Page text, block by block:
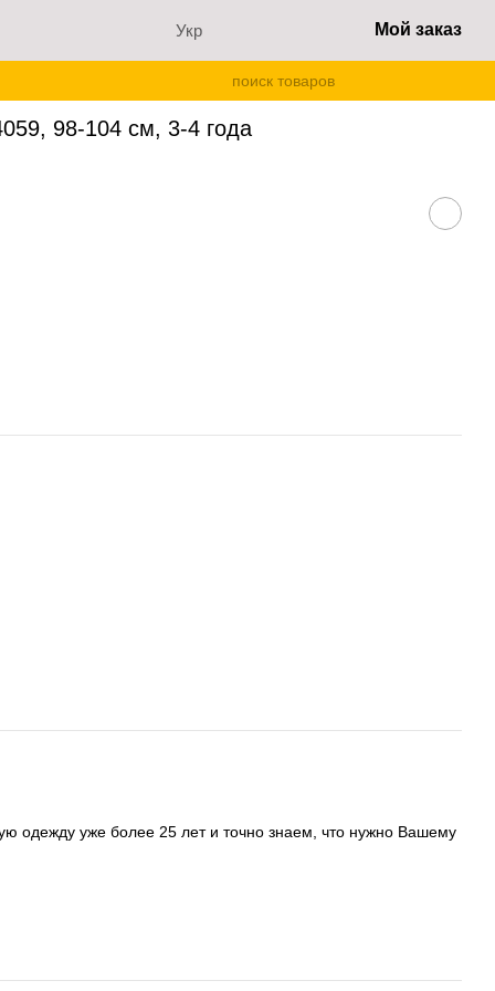
Укр Мой заказ
года
98-104 см, 3-4 года
одежду уже более 25 лет и точно знаем, что нужно Вашему